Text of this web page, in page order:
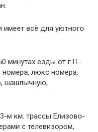
имеет всё для уютного
минутах езды от г.П.-
номера, люкс номера,
шашлычную,
м км. трассы Елизово-
с телевизором,